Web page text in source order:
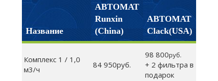
Название
АВТОМАТ
Runxin
(China)
АВТОМАТ
Clack(USA)
Комплекс 1 / 1,0
м3/ч
84 950руб.
98 800руб.
+ 2 фильтра в
подарок